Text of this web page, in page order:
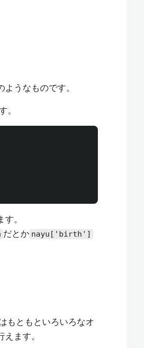
うなものです。
。
。
だとか nayu['birth']
もともといろいろなオ
ます。